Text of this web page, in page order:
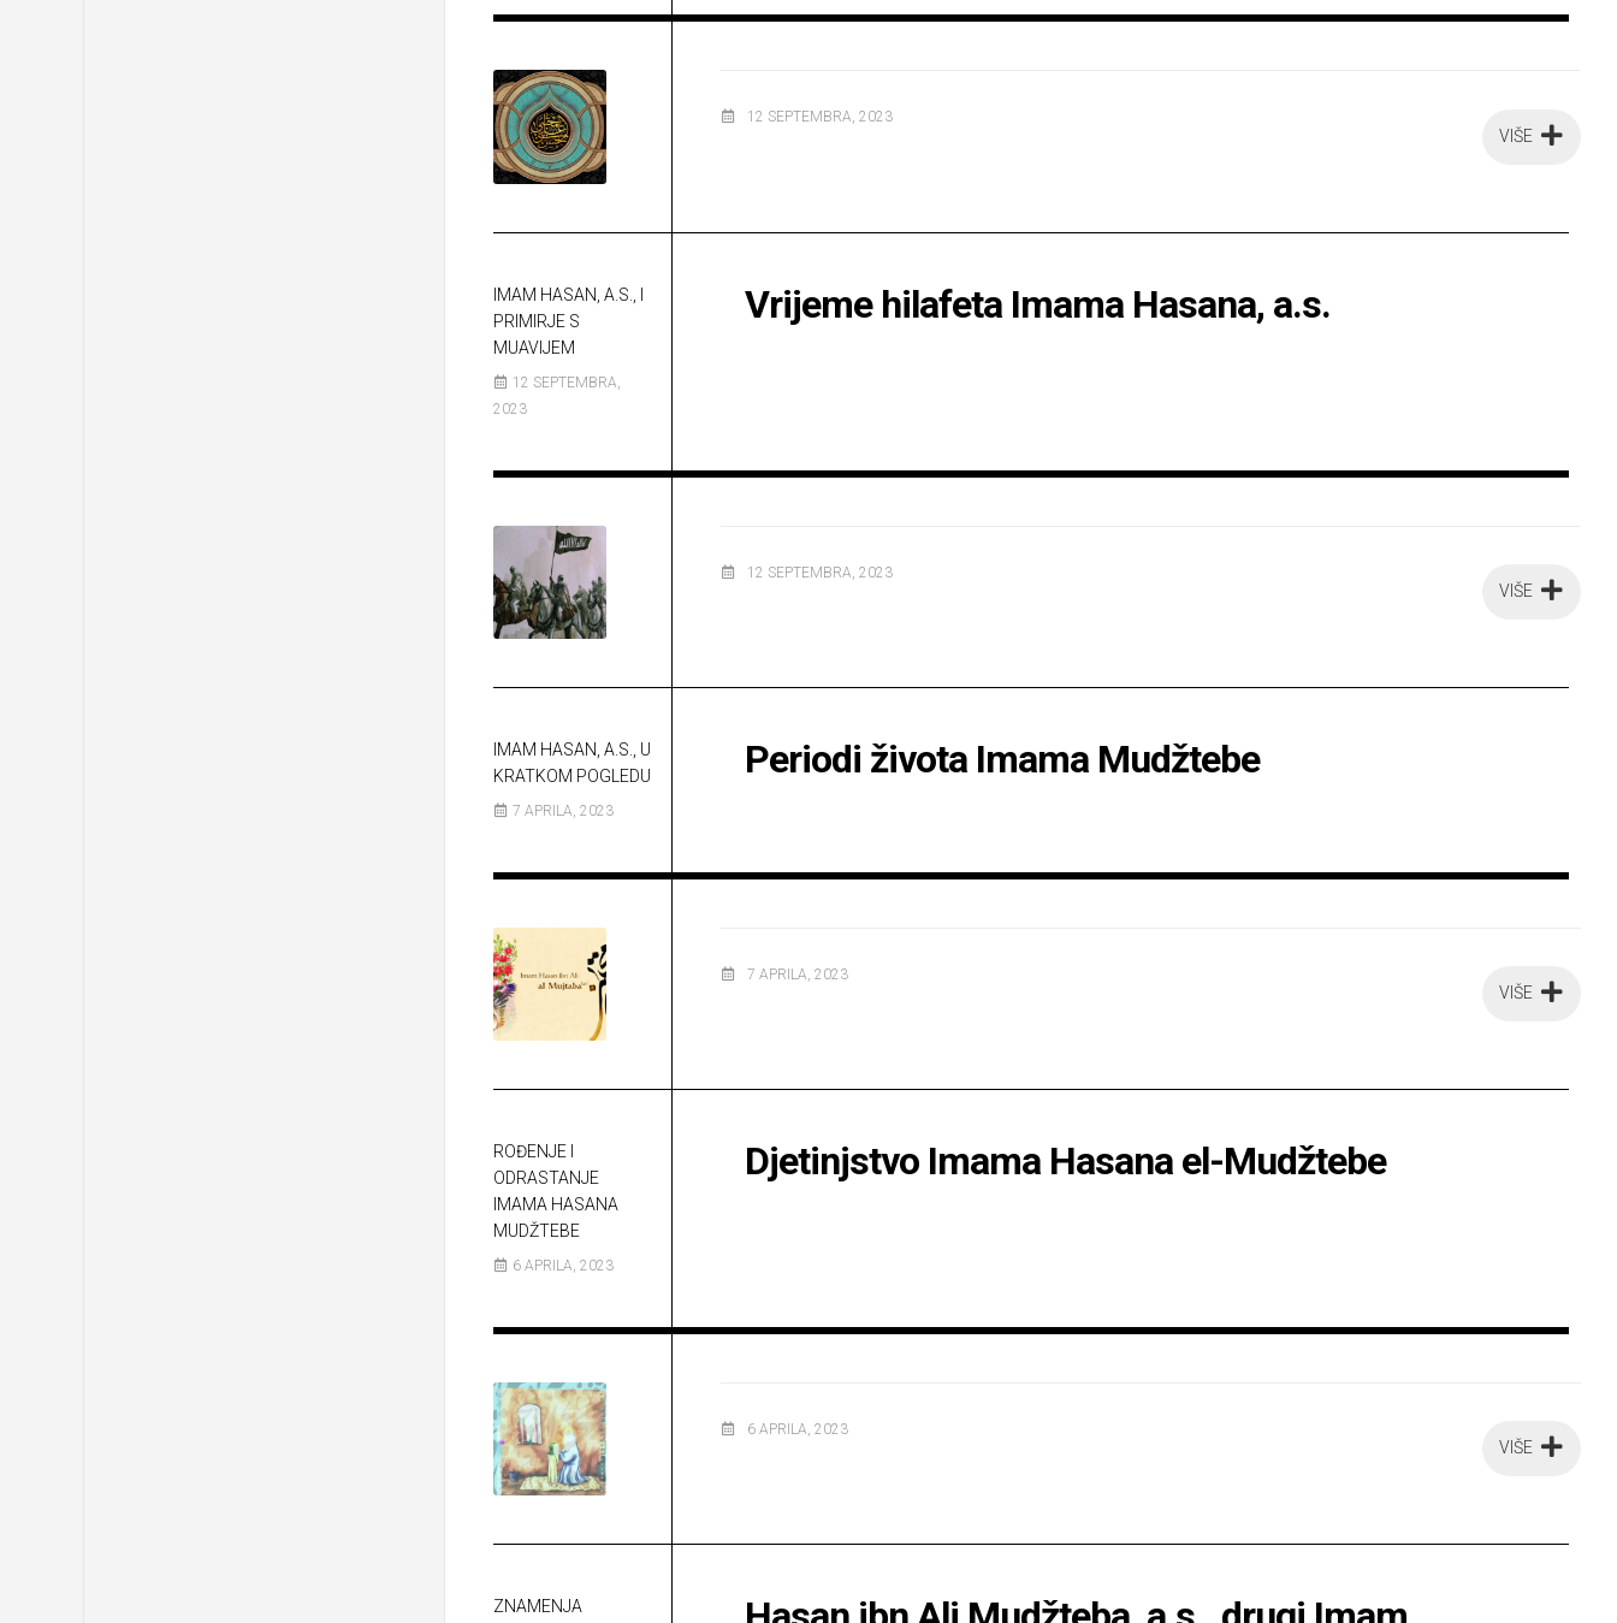
VIŠE
12 SEPTEMBRA, 2023
IMAM HASAN, A.S., I
PRIMIRJE S
MUAVIJEM
12 SEPTEMBRA,
2023
Vrijeme hilafeta Imama Hasana, a.s.
VIŠE
12 SEPTEMBRA, 2023
IMAM HASAN, A.S., U
KRATKOM POGLEDU
7 APRILA, 2023
Periodi života Imama Mudžtebe
VIŠE
7 APRILA, 2023
ROĐENJE I
ODRASTANJE
IMAMA HASANA
MUDŽTEBE
6 APRILA, 2023
Djetinjstvo Imama Hasana el-Mudžtebe
VIŠE
6 APRILA, 2023
ZNAMENJA